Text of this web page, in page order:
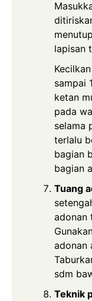
lapisan
sampai
ketan
pada
selama
terlalu
bagian
bagian
Tuang
adonan
adonan
sdm
Teknik